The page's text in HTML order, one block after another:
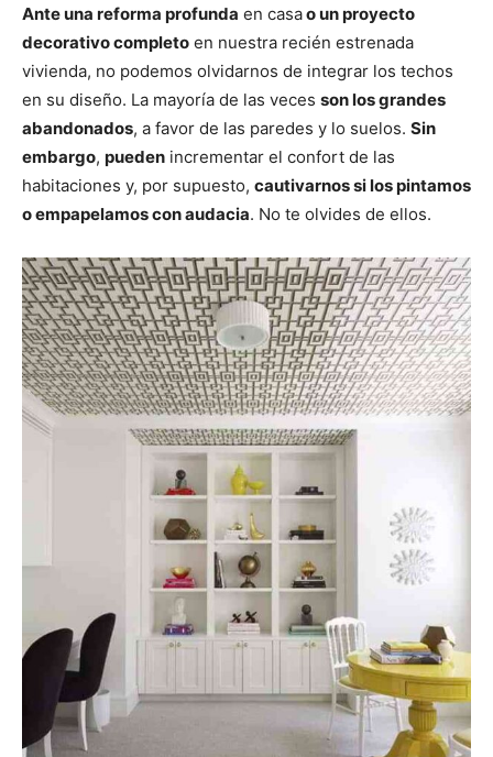
p
r
t
i
r
e
n
w
t
t
e
r
)
p
a
r
t
i
r
e
n
e
b
o
o
k
p
r
t
i
r
e
n
t
r
e
s
t
p
a
r
t
i
r
e
n
i
l
i
r
e
n
p
p
Ante una reforma profunda en casao un proyecto
decorativo completo en nuestra recién estrenada
vivienda, no podemos olvidarnos de integrar los techos
en su diseño. La mayoría de las veces son los grandes
abandonados, a favor de las paredes y lo suelos. Sin
embargo, pueden incrementar el confort de las
habitaciones y, por supuesto, cautivarnos si los pintamos
o empapelamos con audacia. No te olvides de ellos.